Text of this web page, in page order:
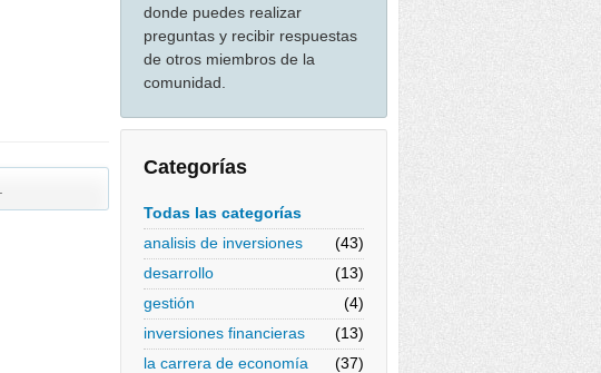
donde puedes realizar
preguntas y recibir respuestas
de otros miembros de la
comunidad.
Categorías
Todas las categorías
analisis de inversiones
(43)
desarrollo
(13)
gestión
(4)
inversiones financieras
(13)
la carrera de economía
(37)